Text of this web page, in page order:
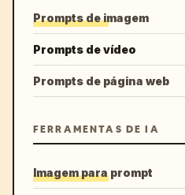
Prompts de imagem
Prompts de vídeo
Prompts de página web
FERRAMENTAS DE IA
Imagem para prompt